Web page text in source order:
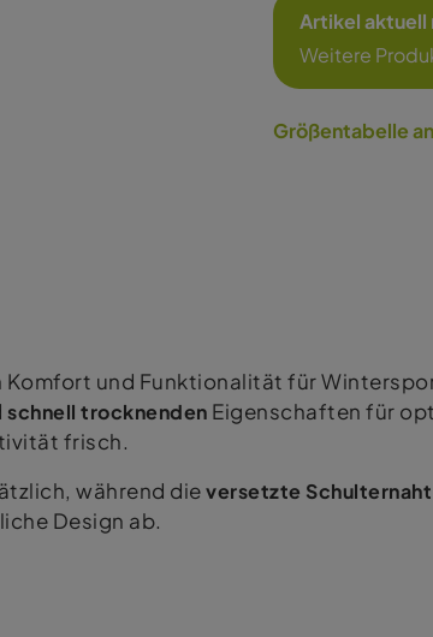
Artikel aktuell
Weitere
Größentabelle
und Funktionalität für
schnell trocknenden Eigenschaften für
frisch.
während dieversetzte Schulternaht
Design ab.